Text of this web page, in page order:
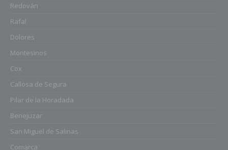
Redován
Rafal
Dolores
Montesinos
Cox
Callosa de Segura
Pilar de la Horadada
Benejuzar
San Miguel de Salinas
Comarca